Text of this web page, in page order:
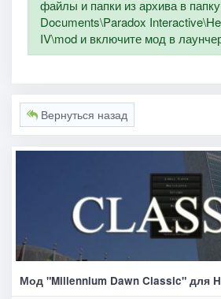
файлы и папки из архива в
Documents\Paradox
IV\mod и включите мод в
Вернуться назад
Мод "Millennium Dawn Classic" для